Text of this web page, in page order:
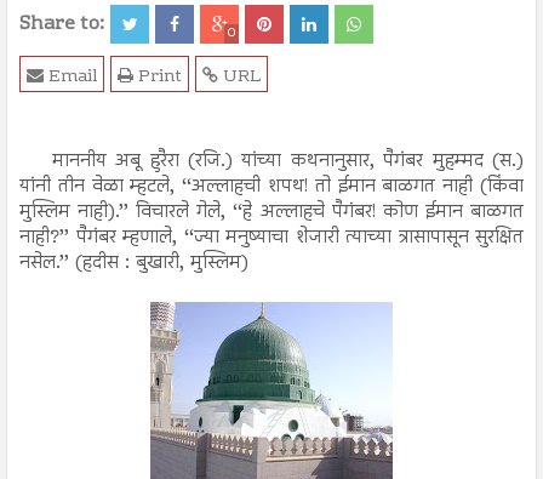
Share to: 0
URL
Print
Email
माननीय अबू हुरैरा (रजि.) यांच्या कथनानुसार, पैगंबर मुहम्मद (स.)
यांनी तीन वेळा म्हटले, ‘‘अल्लाहची शपथ! तो ईमान बाळगत नाही (किंवा
मुस्लिम नाही).’’ विचारले गेले, ‘‘हे अल्लाहचे पैगंबर! कोण ईमान बाळगत
नाही?’’ पैगंबर म्हणाले, ‘‘ज्या मनुष्याचा शेजारी त्याच्या त्रासापासून सुरक्षित
नसेल.’’ (हदीस : बुखारी, मुस्लिम)